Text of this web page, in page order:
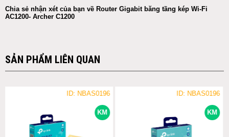
Chia sẻ nhận xét của bạn về Router Gigabit băng tầng kép Wi-Fi
AC1200- Archer C1200
SẢN PHẨM LIÊN QUAN
KM
ID: NBAS0196
KM
ID: NBAS0196